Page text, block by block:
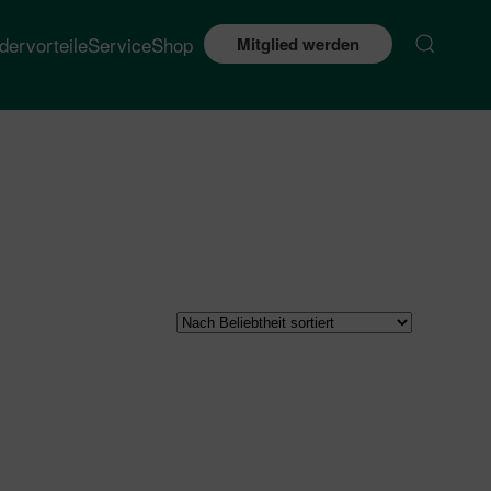
ServiceShop Mitglied werden